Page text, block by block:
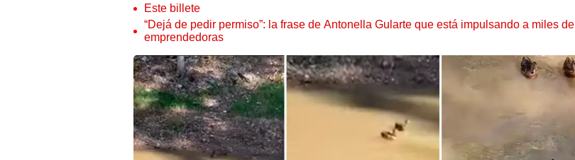
Este billete
“Dejá de pedir permiso”: la frase de Antonella Gularte que está impulsando a miles de
emprendedoras